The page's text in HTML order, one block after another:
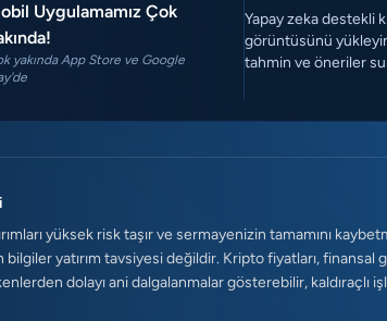
Uygulamamız Çok
yakında App Store ve Google
Yapay zeka destekli
görüntüsünü
tahmin ve öneriler
yüksek risk taşır ve sermayenizin tamamını
bilgiler yatırım tavsiyesi değildir. Kripto fiyatları, finansal
dolayı ani dalgalanmalar gösterebilir, kaldıraçlı